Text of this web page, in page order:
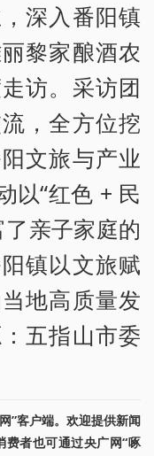
深入番阳镇
黎家酿酒农
访。采访团
，全方位挖
文旅与产业
以“红色 + 民
亲子家庭的
镇以文旅赋
地高质量发
五指山市委
”客户端。欢迎提供新闻
者也可通过央广网“啄